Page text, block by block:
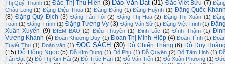
Thị Quý Thanh (1) Đào Thị Thu Hiền (3) Đào Văn Đạt (31) Đào Viết Bửu (7)
Châu Long (1) Đặng Diệu Thoa (1) Đăng Đăng (1) Đăng Huỳnh (1) Đặng Quốc
(8) Đặng Quý Địch (3) Đặng Tấn Tới (2) Đặng Thị Hoa (2) Đặng Thị Xuân (1)
Toán (1) Đăng Trình (1) Đặng Tường Vy (3) Đặng Văn Sử (1) Đặng Việt Trinh (1)
Xuân Xuyến (9) ĐIỂM BÁO (2) Điêu Thuyền (1) Đinh Lốc (2) Đình Thậm (1)
Vương Khanh (4) Đoàn Khương Duy (1) Đoàn Thị Minh Hiệp (4) Đoàn Tình (1)
Tuyết Thu (1) Đoản văn (1) ĐỌC SÁCH (30) Đỗ Chiến Thắng (6) Đỗ Duy
(15) Đỗ Hồng Ngọc (5) Đỗ KIm Dung (1) Đỗ Phu (1) Đỗ Quyên (2) Đỗ Tâm Linh (1)
Tấn Đạt (2) Đỗ Thị Kim Hải (2) Đỗ Trúc Hàn (1) Đỗ Văn Tiến (1) Đỗ Xuân Phương (1)